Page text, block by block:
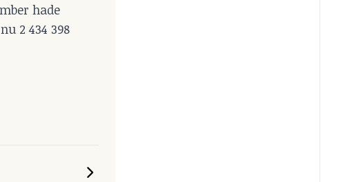
hade
2 434 398